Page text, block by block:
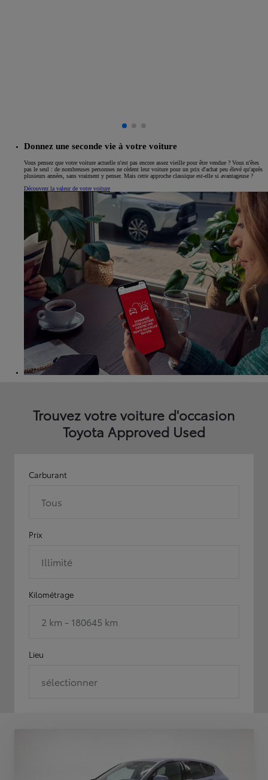
Donnez une seconde vie à votre voiture
Vous pensez que votre voiture actuelle n'est pas encore assez vieille pour être vendue ? Vous n'êtes
pas le seul : de nombreuses personnes ne cèdent leur voiture pour un prix d'achat peu élevé qu'après
plusieurs années, sans vraiment y penser. Mais cette approche classique est-elle si avantageuse ?
Découvrez la valeur de votre voiture
Trouvez votre voiture d'occasion
Toyota Approved Used
Carburant
Tous
Prix
Illimité
Kilométrage
2 km - 180645 km
Lieu
sélectionner